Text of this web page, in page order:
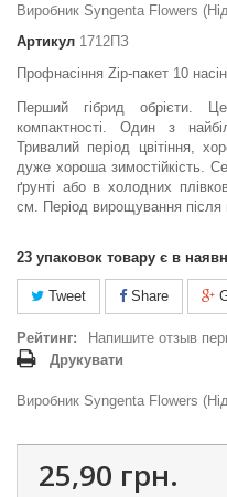
Виробник Syngenta Flowers
Артикул 1712ПЗ
Профнасіння Zip-пакет 10
Перший гібрид обрієти.
компактності. Один з
Тривалий період цвітіння,
дуже хороша зимостійкість.
ґрунті або в холодних
см. Період вирощування після
23 упаковок товару є в
Tweet Share
Рейтинг:
Напишите отзыв
Друкувати
Виробник Syngenta Flowers
25,90 грн.